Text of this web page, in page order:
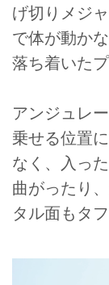
げ切りメジ
で体が動か
落ち着いた
アンジュレ
乗せる位置
なく、入っ
曲がったり
タル面もタ